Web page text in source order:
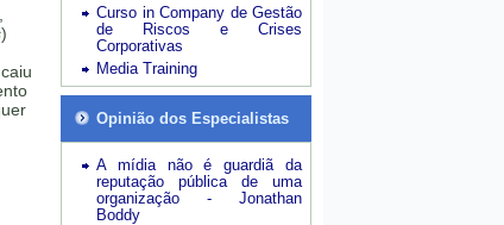
)
Curso in Company de Gestão
de Riscos e Crises
Corporativas
Media Training
Opinião dos Especialistas
A mídia não é guardiã da
reputação pública de uma
organização - Jonathan
Boddy